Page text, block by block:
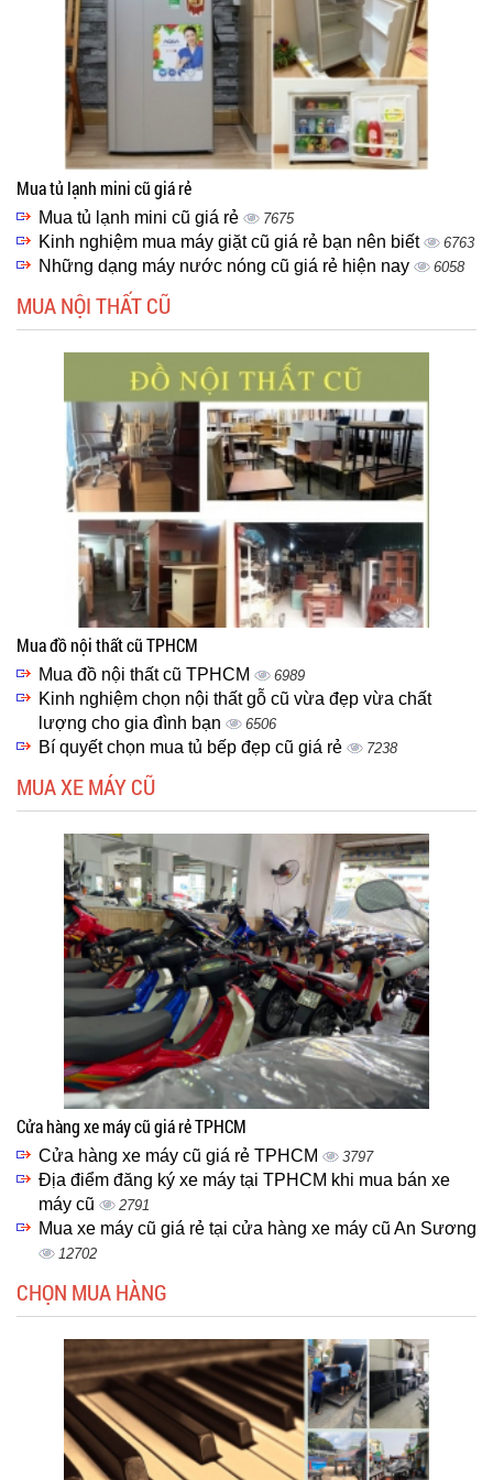
Mua tủ lạnh mini cũ giá rẻ
Mua tủ lạnh mini cũ giá rẻ 7675
Kinh nghiệm mua máy giặt cũ giá rẻ bạn nên biết 6763
Những dạng máy nước nóng cũ giá rẻ hiện nay 6058
MUA NỘI THẤT CŨ
Mua đồ nội thất cũ TPHCM
Mua đồ nội thất cũ TPHCM 6989
Kinh nghiệm chọn nội thất gỗ cũ vừa đẹp vừa chất
lượng cho gia đình bạn
6506
Bí quyết chọn mua tủ bếp đẹp cũ giá rẻ 7238
MUA XE MÁY CŨ
Cửa hàng xe máy cũ giá rẻ TPHCM
Cửa hàng xe máy cũ giá rẻ TPHCM 3797
Địa điểm đăng ký xe máy tại TPHCM khi mua bán xe
máy cũ
2791
Mua xe máy cũ giá rẻ tại cửa hàng xe máy cũ An Sương
12702
CHỌN MUA HÀNG